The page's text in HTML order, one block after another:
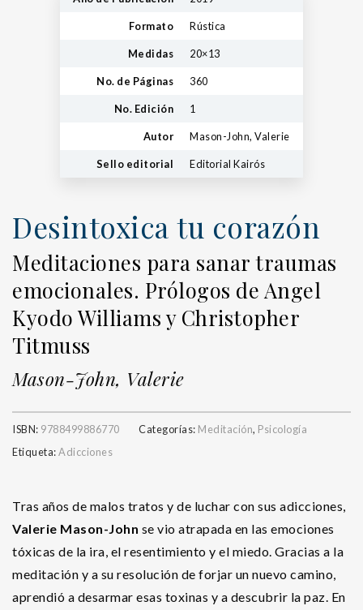
Formato Rústica
Medidas 20×13
No. de Páginas 360
No. Edición 1
Autor Mason-John, Valerie
Sello editorial Editorial Kairós
Desintoxica tu corazón
Meditaciones para sanar traumas
emocionales. Prólogos de Angel
Kyodo Williams y Christopher
Titmuss
Mason-John, Valerie
ISBN: 9788499886770 Categorías: Meditación, Psicología
Etiqueta:Adicciones
Tras años de malos tratos y de luchar con sus adicciones,
Valerie Mason-John se vio atrapada en las emociones
tóxicas de la ira, el resentimiento y el miedo. Gracias a la
meditación y a su resolución de forjar un nuevo camino,
aprendió a desarmar esas toxinas y a descubrir la paz. En